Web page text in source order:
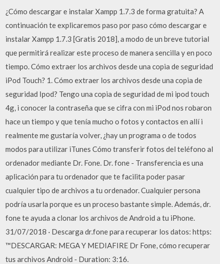
¿Cómo descargar e instalar Xampp 1.7.3 de forma gratuita? A
continuación te explicaremos paso por paso cómo descargar e
instalar Xampp 1.7.3 [Gratis 2018], a modo de un breve tutorial
que permitirá realizar este proceso de manera sencilla y en poco
tiempo. Cómo extraer los archivos desde una copia de seguridad
iPod Touch? 1. Cómo extraer los archivos desde una copia de
seguridad Ipod? Tengo una copia de seguridad de mi ipod touch
4g, i conocer la contraseña que se cifra con mi iPod nos robaron
hace un tiempo y que tenía mucho o fotos y contactos en allí i
realmente me gustaría volver, ¿hay un programa o de todos
modos para utilizar iTunes Cómo transferir fotos del teléfono al
ordenador mediante Dr. Fone. Dr. fone - Transferencia es una
aplicación para tu ordenador que te facilita poder pasar
cualquier tipo de archivos a tu ordenador. Cualquier persona
podría usarla porque es un proceso bastante simple. Además, dr.
fone te ayuda a clonar los archivos de Android a tu iPhone.
31/07/2018 · Descarga dr.fone para recuperar los datos: https:
™DESCARGAR: MEGA Y MEDIAFIRE Dr Fone, cómo recuperar
tus archivos Android - Duration: 3:16.